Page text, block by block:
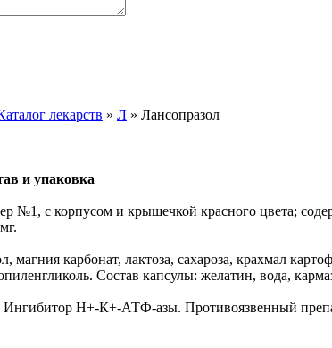
лекарств » Л » Лансопразол
и упаковка
№1, с корпусом и крышечкой красного цвета;
магния карбонат, лактоза, сахароза, крахмал
Состав капсулы: желатин, вода,
Ингибитор Н+-К+-АТФ-азы. Противоязвенный